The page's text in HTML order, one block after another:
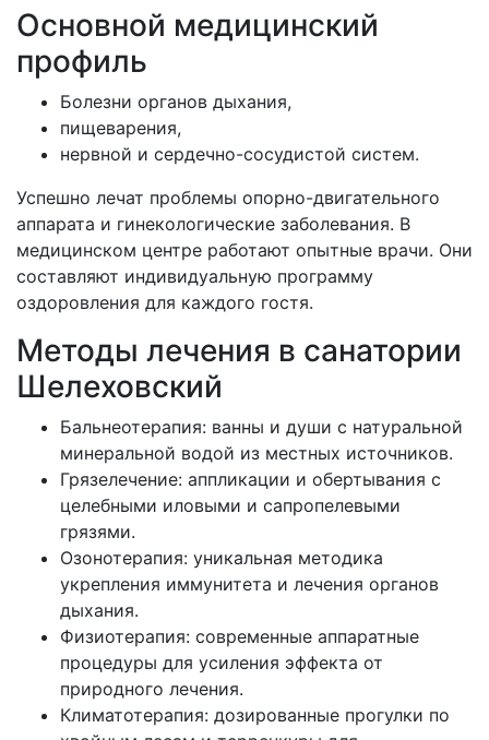
Основной медицинский
профиль
Болезни органов дыхания,
пищеварения,
нервной и сердечно-сосудистой систем.
Успешно лечат проблемы опорно-двигательного
аппарата и гинекологические заболевания. В
медицинском центре работают опытные врачи. Они
составляют индивидуальную программу
оздоровления для каждого гостя.
Методы лечения в санатории
Шелеховский
Бальнеотерапия: ванны и души с натуральной
минеральной водой из местных источников.
Грязелечение: аппликации и обертывания с
целебными иловыми и сапропелевыми
грязями.
Озонотерапия: уникальная методика
укрепления иммунитета и лечения органов
дыхания.
Физиотерапия: современные аппаратные
процедуры для усиления эффекта от
природного лечения.
Климатотерапия: дозированные прогулки по